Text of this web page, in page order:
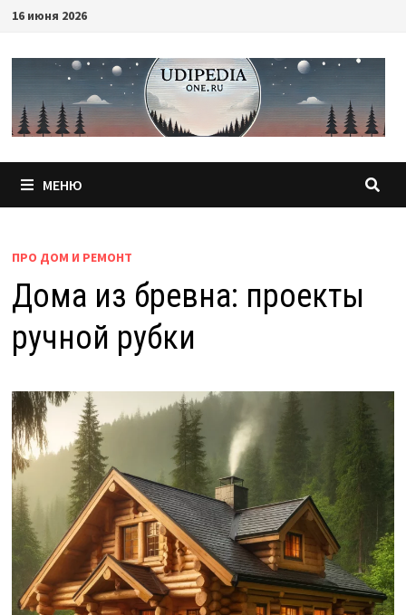
Перейти
содержимому
16 июня 2026
МЕНЮ
ПРО ДОМ И РЕМОНТ
Дома из бревна: проекты
ручной рубки